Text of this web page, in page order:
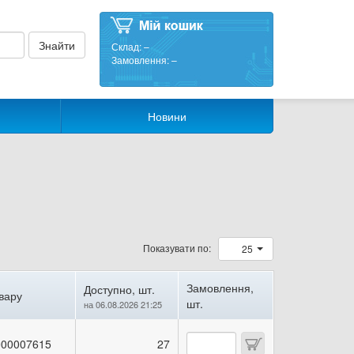
Склад:–
Замовлення:–
Новини
Показувати по: 25
Доступно, шт.
на 06.08.2026 21:25
Замовлення,
шт.
27